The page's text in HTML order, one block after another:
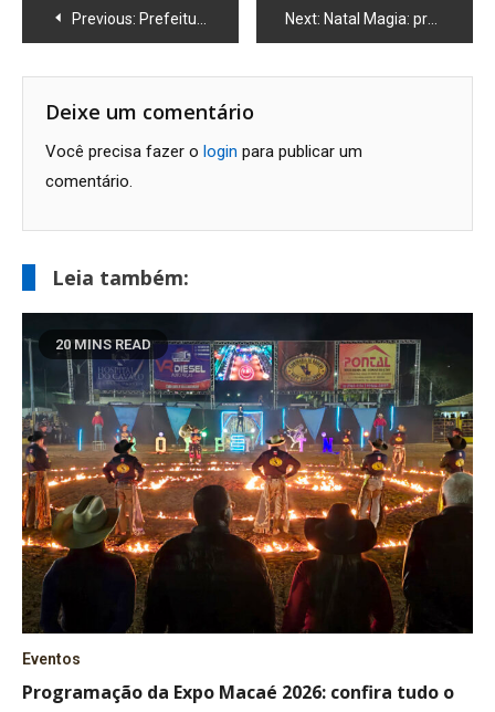
Navegação
de
Post
Previous: Prefeitura inaugura novo acesso à Linha Verde nesta segunda-feira Next: Natal Magia: programação volta nesta quarta (25)
Deixe um comentário
Você precisa fazer o login para publicar um
comentário.
Leia também:
20 MINS READ
Eventos
Programação da Expo Macaé 2026: confira tudo o